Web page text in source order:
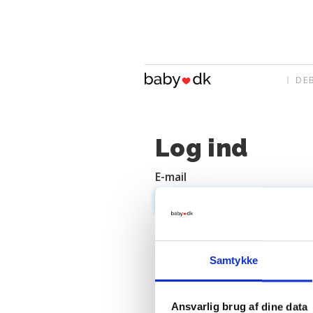
Samtykke
Ansvarlig brug af dine data
Log ind
E-mail